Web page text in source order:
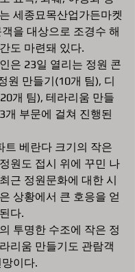
세종묘목산업가든마켓
을 대상으로 조경수 해
도 마련돼 있다.
은 23일 열리는 정원 콘
원 만들기(10개 팀), 디
개 팀), 테라리움 만들
개 부문에 걸쳐 진행된
트 베란다 크기의 작은
원도 접시 위에 꾸민 나
근 정원문화에 대한 시
상황에서 큰 호응을 얻
다.
투명한 수조에 작은 정
리움 만들기도 관람객
이다.